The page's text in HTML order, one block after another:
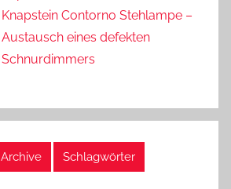
Knapstein Contorno Stehlampe –
Austausch eines defekten
Schnurdimmers
Archive Schlagwörter